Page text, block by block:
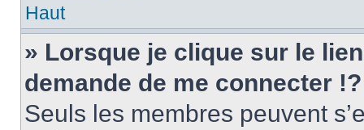
Haut
» Lorsque je clique sur le
demande de me connecter !?
Seuls les membres peuvent